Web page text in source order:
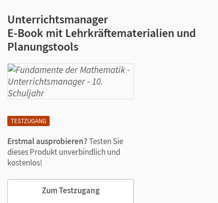
TESTZUGANG
Erstmal ausprobieren?Testen Sie
dieses Produkt unverbindlich und
kostenlos!
Zum Testzugang
Unterrichtsmanager
E-Book mit Lehrkräftematerialien und
Planungstools